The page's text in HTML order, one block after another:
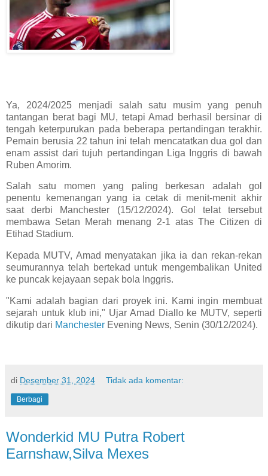
Ya, 2024/2025 menjadi salah satu musim yang penuh
tantangan berat bagi MU, tetapi Amad berhasil bersinar di
tengah keterpurukan pada beberapa pertandingan terakhir.
Pemain berusia 22 tahun ini telah mencatatkan dua gol dan
enam assist dari tujuh pertandingan Liga Inggris di bawah
Ruben Amorim.
Salah satu momen yang paling berkesan adalah gol
penentu kemenangan yang ia cetak di menit-menit akhir
saat derbi Manchester (15/12/2024). Gol telat tersebut
membawa Setan Merah menang 2-1 atas The Citizen di
Etihad Stadium.
Kepada MUTV, Amad menyatakan jika ia dan rekan-rekan
seumurannya telah bertekad untuk mengembalikan United
ke puncak kejayaan sepak bola Inggris.
"Kami adalah bagian dari proyek ini. Kami ingin membuat
sejarah untuk klub ini," Ujar Amad Diallo ke MUTV, seperti
dikutip dari Manchester Evening News, Senin (30/12/2024).
di Desember 31, 2024 Tidak ada komentar:
Berbagi
Wonderkid MU Putra Robert
Earnshaw,Silva Mexes